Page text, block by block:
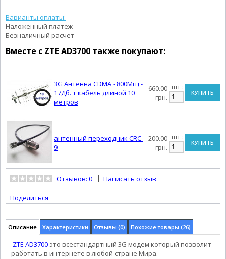
Варианты оплаты:
Наложенный платеж
Безналичный расчет
Вместе с ZTE AD3700 также покупают:
3G Антенна CDMA - 800Мгц -
17Дб. + кабель длиной 10
метров
660.00
грн.
шт :
КУПИТЬ
антенный переходник CRC-
9
200.00
грн.
шт :
КУПИТЬ
Отзывов: 0 | Написать отзыв
Поделиться
Описание Характеристики Отзывы (0) Похожие товары (26)
ZTE AD3700 это всестандартный 3G модем который позволит
работать в интернете в любой стране Мира.